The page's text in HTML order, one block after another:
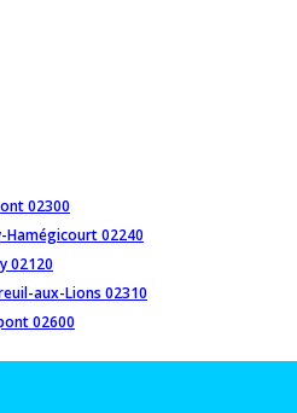
02300
Hamégicourt 02240
02120
aux-Lions 02310
02600